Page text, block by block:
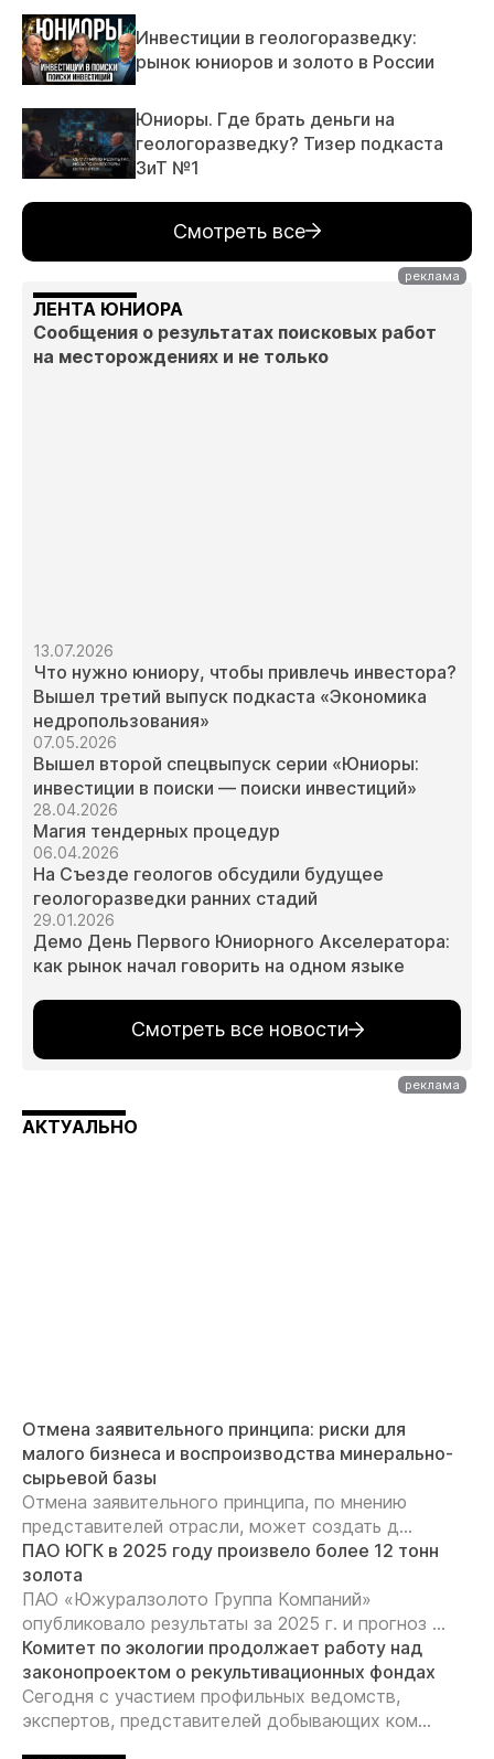
Инвестиции в геологоразведку:
рынок юниоров и золото в России
Юниоры. Где брать деньги на
геологоразведку? Тизер подкаста
ЗиТ №1
Смотреть все
ЛЕНТА ЮНИОРА
Сообщения о результатах поисковых работ
на месторождениях и не только
13.07.2026
Что нужно юниору, чтобы привлечь инвестора?
Вышел третий выпуск подкаста «Экономика
недропользования»
07.05.2026
Вышел второй спецвыпуск серии «Юниоры:
инвестиции в поиски — поиски инвестиций»
28.04.2026
Магия тендерных процедур
06.04.2026
На Съезде геологов обсудили будущее
геологоразведки ранних стадий
29.01.2026
Демо День Первого Юниорного Акселератора:
как рынок начал говорить на одном языке
Смотреть все новости
АКТУАЛЬНО
Отмена заявительного принципа: риски для
малого бизнеса и воспроизводства минерально-
сырьевой базы
Отмена заявительного принципа, по мнению
представителей отрасли, может создать д...
ПАО ЮГК в 2025 году произвело более 12 тонн
золота
ПАО «Южуралзолото Группа Компаний»
опубликовало результаты за 2025 г. и прогноз ...
Комитет по экологии продолжает работу над
законопроектом о рекультивационных фондах
Сегодня с участием профильных ведомств,
экспертов, представителей добывающих ком...